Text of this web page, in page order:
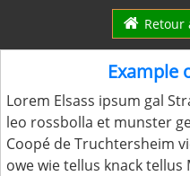
Retour
Example
Lorem Elsass ipsum gal
leo rossbolla et munster
Coopé de Truchtersheim
owe wie tellus knack